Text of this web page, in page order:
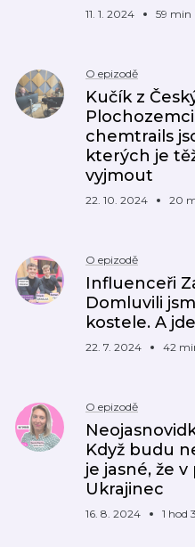
11. 1. 2024 59 min
O epizodě
Kučík z
chemtrails
kterých je
vyjmout
22. 10. 2024 20
O epizodě
Influenceři
Domluvili
kostele. A
22. 7. 2024 42
O epizodě
Když budu
je jasné, že
Ukrajinec
16. 8. 2024 1 hod